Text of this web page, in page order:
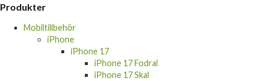
Produkter
Mobiltillbehör
iPhone
iPhone 17
iPhone 17 Fodral
iPhone 17 Skal